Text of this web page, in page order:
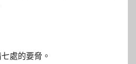
處的要脅。